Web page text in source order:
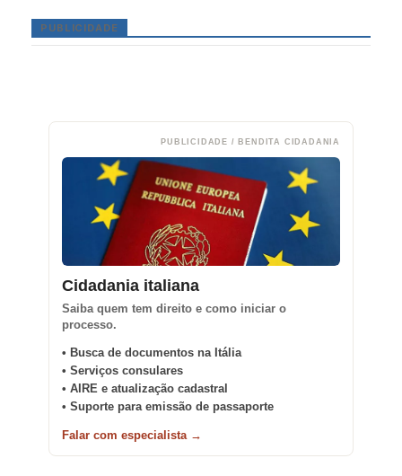
PUBLICIDADE
PUBLICIDADE / BENDITA CIDADANIA
Cidadania italiana
Saiba quem tem direito e como iniciar o
processo.
• Busca de documentos na Itália
• Serviços consulares
• AIRE e atualização cadastral
• Suporte para emissão de passaporte
Falar com especialista →